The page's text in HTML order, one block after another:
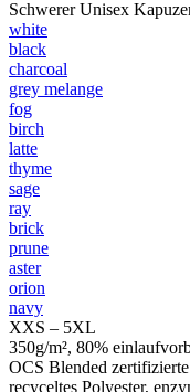
Schwerer Unisex
white
black
charcoal
grey melange
fog
birch
latte
thyme
sage
ray
brick
prune
aster
orion
navy
XXS – 5XL
350g/m², 80%
OCS Blended
recyceltes Polyester,